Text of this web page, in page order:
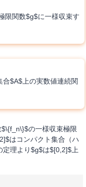
限関数$g$に一様収束す
合$A$上の実数値連続関
の一様収束極限
はコンパクト集合（ハ
定理より$g$は$[0,2]$上